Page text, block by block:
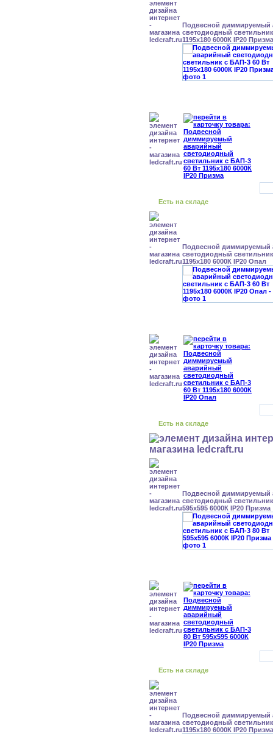
Подвесной диммируемый
светодиодный
1195x180 6000К IP20 Призма
Есть на складе
Подвесной диммируемый
светодиодный
1195x180 6000К IP20 Опал
Есть на складе
Подвесной диммируемый
светодиодный
595x595 6000К IP20 Призма
Есть на складе
Подвесной диммируемый
светодиодный
1195x180 6000К IP20 Призма